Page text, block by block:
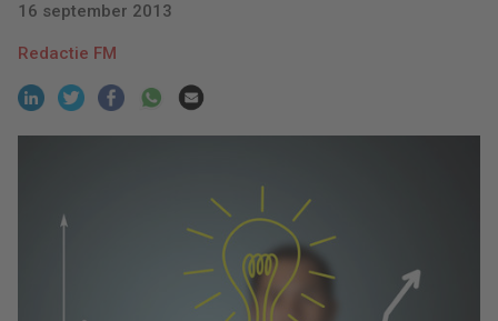
16 september 2013
Redactie FM